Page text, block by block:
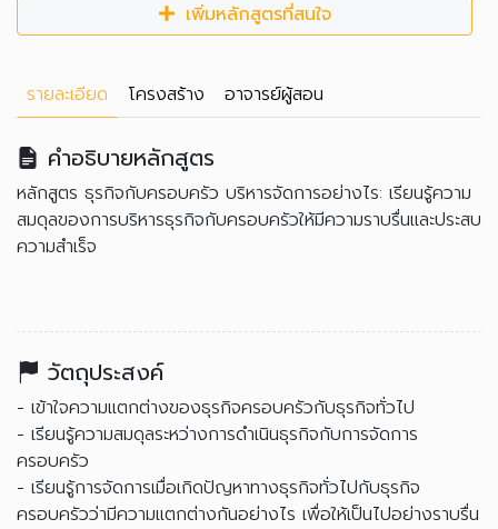
เพิ่มหลักสูตรที่สนใจ
รายละเอียด โครงสร้าง อาจารย์ผู้สอน
คำอธิบายหลักสูตร
หลักสูตร ธุรกิจกับครอบครัว บริหารจัดการอย่างไร: เรียนรู้ความ
สมดุลของการบริหารธุรกิจกับครอบครัวให้มีความราบรื่นและประสบ
ความสำเร็จ
วัตถุประสงค์
- เข้าใจความแตกต่างของธุรกิจครอบครัวกับธุรกิจทั่วไป
- เรียนรู้ความสมดุลระหว่างการดำเนินธุรกิจกับการจัดการ
ครอบครัว
- เรียนรู้การจัดการเมื่อเกิดปัญหาทางธุรกิจทั่วไปกับธุรกิจ
ครอบครัวว่ามีความแตกต่างกันอย่างไร เพื่อให้เป็นไปอย่างราบรื่น